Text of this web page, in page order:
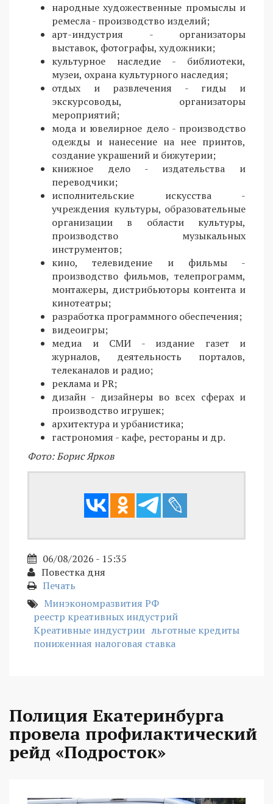
народные художественные промыслы и
ремесла - производство изделий;
арт-индустрия - организаторы
выставок, фотографы, художники;
культурное наследие - библиотеки,
музеи, охрана культурного наследия;
отдых и развлечения - гиды и
экскурсоводы, организаторы
мероприятий;
мода и ювелирное дело - производство
одежды и нанесение на нее принтов,
создание украшений и бижутерии;
книжное дело - издательства и
переводчики;
исполнительские искусства -
учреждения культуры, образовательные
организации в области культуры,
производство музыкальных
инструментов;
кино, телевидение и фильмы -
производство фильмов, телепрограмм,
монтажеры, дистрибьюторы контента и
кинотеатры;
разработка программного обеспечения;
видеоигры;
медиа и СМИ - издание газет и
журналов, деятельность порталов,
телеканалов и радио;
реклама и PR;
дизайн - дизайнеры во всех сферах и
производство игрушек;
архитектура и урбанистика;
гастрономия - кафе, рестораны и др.
Фото: Борис Ярков
06/08/2026 - 15:35
Повестка дня
Печать
Минэкономразвития РФ
реестр креативных индустрий
Креативные индустрии льготные кредиты
пониженная налоговая ставка
Полиция Екатеринбурга
провела профилактический
рейд «Подросток»